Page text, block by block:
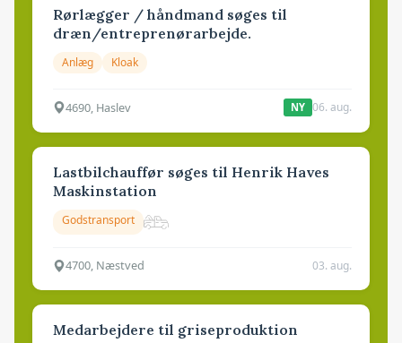
Rørlægger / håndmand søges til
dræn/entreprenørarbejde.
Anlæg Kloak
4690, Haslev NY 06. aug.
Lastbilchauffør søges til Henrik Haves
Maskinstation
Godstransport
4700, Næstved 03. aug.
Medarbejdere til griseproduktion